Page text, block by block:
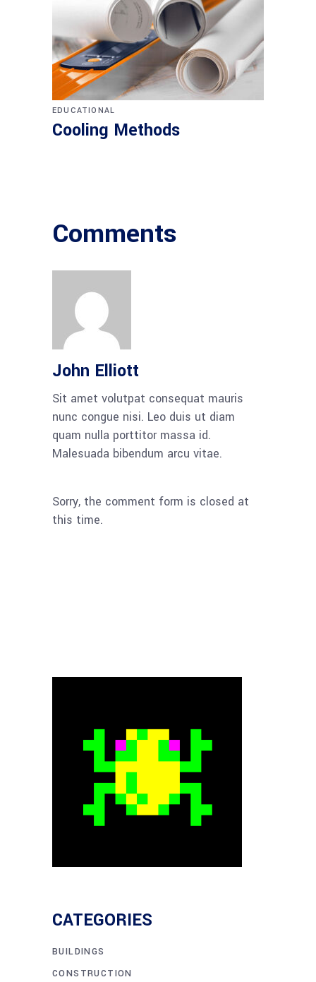
EDUCATIONAL
Cooling Methods
Comments
John Elliott
Sit amet volutpat consequat mauris
nunc congue nisi. Leo duis ut diam
quam nulla porttitor massa id.
Malesuada bibendum arcu vitae.
Sorry, the comment form is closed at
this time.
CATEGORIES
BUILDINGS
CONSTRUCTION